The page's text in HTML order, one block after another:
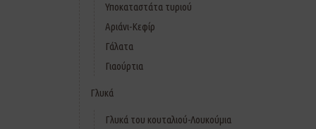
Υποκαταστάτα τυριού
Αριάνι-Κεφίρ
Γάλατα
Γιαούρτια
Γλυκά
Γλυκά του κουταλιού-Λουκούμια